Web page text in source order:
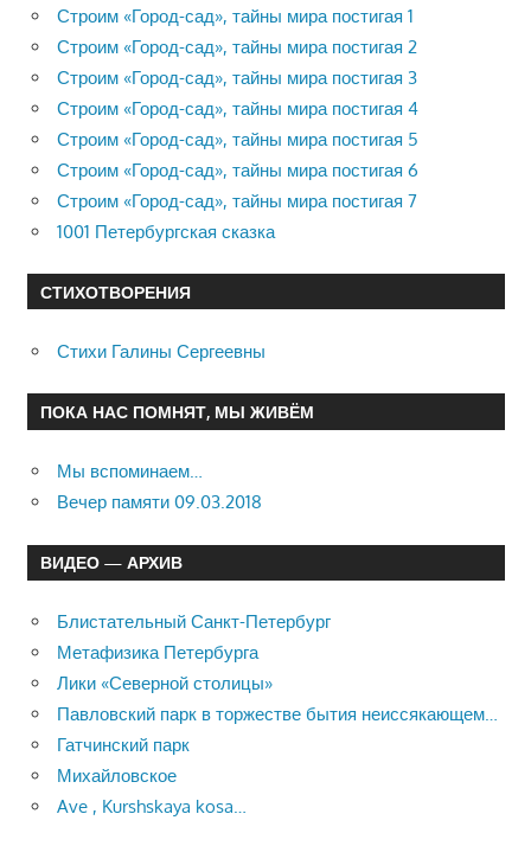
Строим «Город-сад», тайны мира постигая 1
Строим «Город-сад», тайны мира постигая 2
Строим «Город-сад», тайны мира постигая 3
Строим «Город-сад», тайны мира постигая 4
Строим «Город-сад», тайны мира постигая 5
Строим «Город-сад», тайны мира постигая 6
Строим «Город-сад», тайны мира постигая 7
1001 Петербургская сказка
СТИХОТВОРЕНИЯ
Стихи Галины Сергеевны
ПОКА НАС ПОМНЯТ, МЫ ЖИВЁМ
Мы вспоминаем…
Вечер памяти 09.03.2018
ВИДЕО — АРХИВ
Блистательный Санкт-Петербург
Метафизика Петербурга
Лики «Северной столицы»
Павловский парк в торжестве бытия неиссякающем…
Гатчинский парк
Михайловское
Ave , Kurshskaya kosa…